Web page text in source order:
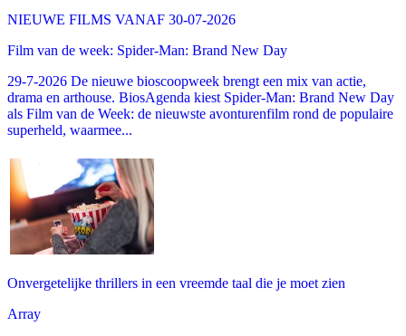
NIEUWE FILMS VANAF 30-07-2026
Film van de week: Spider-Man: Brand New Day
29-7-2026 De nieuwe bioscoopweek brengt een mix van actie,
drama en arthouse. BiosAgenda kiest Spider-Man: Brand New Day
als Film van de Week: de nieuwste avonturenfilm rond de populaire
superheld, waarmee...
Onvergetelijke thrillers in een vreemde taal die je moet zien
Array